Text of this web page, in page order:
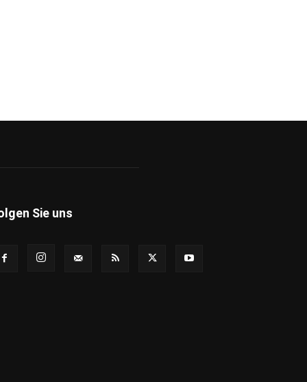
Sie uns